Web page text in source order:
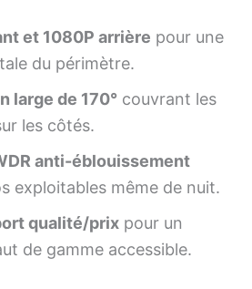
et 1080P arrière pour une
du périmètre.
large de 170° couvrant les
les côtés.
anti-éblouissement
exploitables même de nuit.
qualité/prixpour un
de gamme accessible.